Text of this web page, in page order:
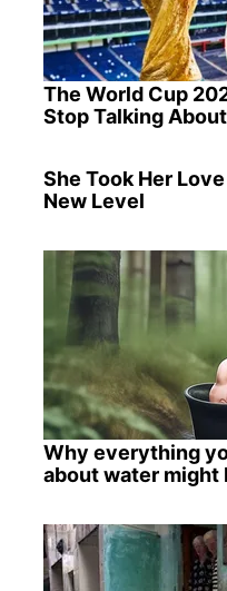
The World Cup
Stop Talking About
She Took Her
New Level
Why everything
about water might